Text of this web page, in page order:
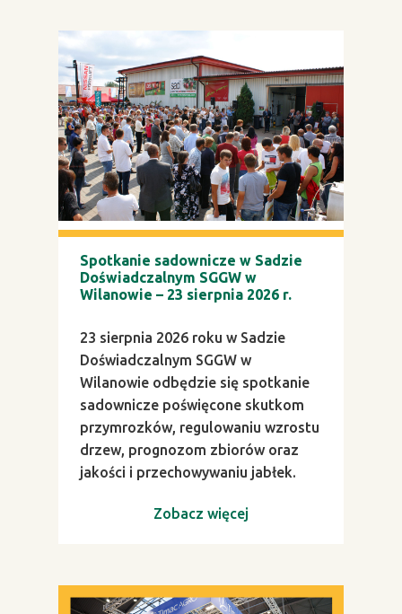
Spotkanie sadownicze w Sadzie
Doświadczalnym SGGW w
Wilanowie – 23 sierpnia 2026 r.
23 sierpnia 2026 roku w Sadzie
Doświadczalnym SGGW w
Wilanowie odbędzie się spotkanie
sadownicze poświęcone skutkom
przymrozków, regulowaniu wzrostu
drzew, prognozom zbiorów oraz
jakości i przechowywaniu jabłek.
Zobacz więcej